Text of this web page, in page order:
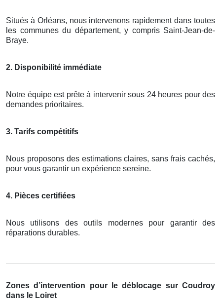
Situés à Orléans, nous intervenons rapidement dans toutes
les communes du département, y compris Saint-Jean-de-
Braye.
2. Disponibilité immédiate
Notre équipe est prête à intervenir sous 24 heures pour des
demandes prioritaires.
3. Tarifs compétitifs
Nous proposons des estimations claires, sans frais cachés,
pour vous garantir un expérience sereine.
4. Pièces certifiées
Nous utilisons des outils modernes pour garantir des
réparations durables.
Zones d’intervention pour le déblocage sur Coudroy
dans le Loiret